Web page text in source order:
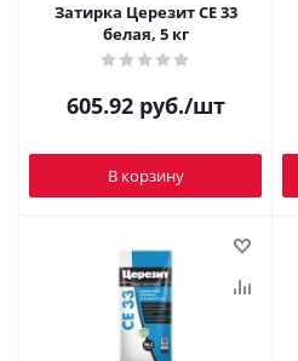
Затирка Церезит CE 33
белая, 5 кг
605.92руб./шт
В корзину